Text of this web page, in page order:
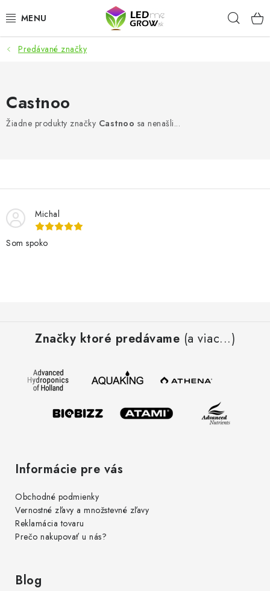
na
AKCIE
SMART GARDEN
Hodnotenie obchodu
Predávané značky
Castnoo
Žiadne produkty značky Castnoo sa nenašli...
Michal
Som spoko
Značky ktoré predávame (a viac...)
Informácie pre vás
Obchodné podmienky
Vernostné zľavy a množstevné zľavy
Reklamácia tovaru
Prečo nakupovať u nás?
Blog